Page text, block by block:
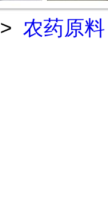
> 农药原料